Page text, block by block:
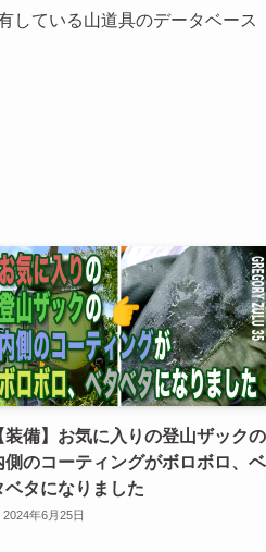
している山道具のデータベース
装備】お気に入りの登山ザックの
側のコーティングがボロボロ、ベ
ベタになりました
2024年6月25日